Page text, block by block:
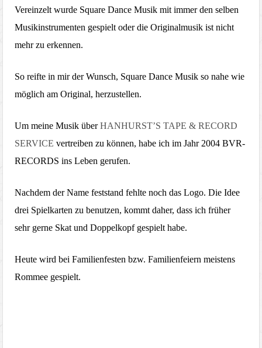
Vereinzelt wurde Square Dance Musik mit immer den selben
Musikinstrumenten gespielt oder die Originalmusik ist nicht
mehr zu erkennen.
So reifte in mir der Wunsch, Square Dance Musik so nahe wie
möglich am Original, herzustellen.
Um meine Musik über HANHURST’S TAPE & RECORD
SERVICE vertreiben zu können, habe ich im Jahr 2004 BVR-
RECORDS ins Leben gerufen.
Nachdem der Name feststand fehlte noch das Logo. Die Idee
drei Spielkarten zu benutzen, kommt daher, dass ich früher
sehr gerne Skat und Doppelkopf gespielt habe.
Heute wird bei Familienfesten bzw. Familienfeiern meistens
Rommee gespielt.